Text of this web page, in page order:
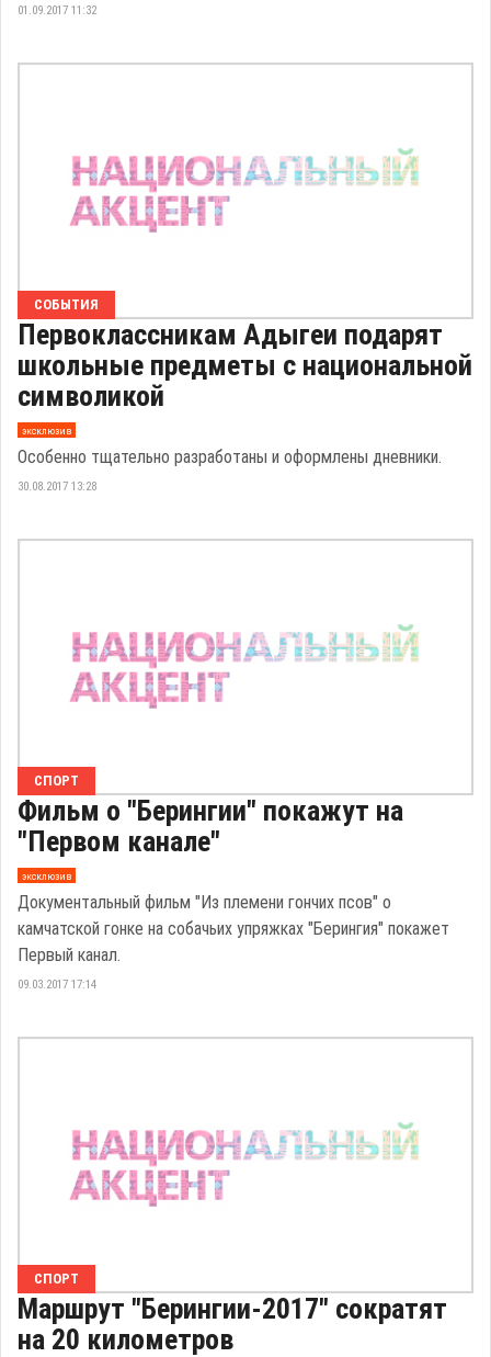
01.09.2017 11:32
СОБЫТИЯ
Первоклассникам Адыгеи подарят
школьные предметы с национальной
символикой
эксклюзив
Особенно тщательно разработаны и оформлены дневники.
30.08.2017 13:28
СПОРТ
Фильм о "Берингии" покажут на
"Первом канале"
эксклюзив
Документальный фильм "Из племени гончих псов" о
камчатской гонке на собачьих упряжках "Берингия" покажет
Первый канал.
09.03.2017 17:14
СПОРТ
Маршрут "Берингии-2017" сократят
на 20 километров